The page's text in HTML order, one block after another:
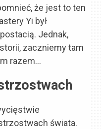
że jest to ten
Yi był
Jednak,
zaczniemy tam
razem…
świata.